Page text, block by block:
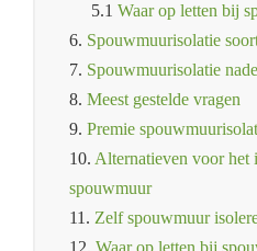
5.1 Waar op letten bij
6. Spouwmuurisolatie
7. Spouwmuurisolatie
8. Meest gestelde vragen
9. Premie
10. Alternatieven voor het
spouwmuur
11. Zelf spouwmuur